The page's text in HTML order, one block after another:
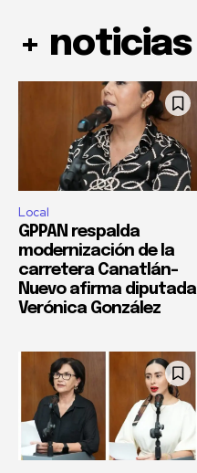
+ noticias
Local
GPPAN respalda
modernización de la
carretera Canatlán–
Nuevo afirma diputada
Verónica González